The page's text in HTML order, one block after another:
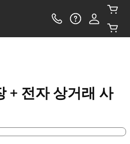
+ 전자 상거래 사